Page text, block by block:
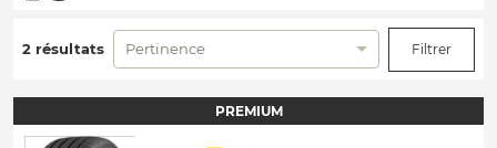
2 résultats Pertinence Filtrer
PREMIUM